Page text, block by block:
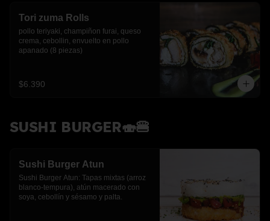
Tori zuma Rolls
pollo teriyaki, champiñon furai, queso
crema, cebollin, envuelto en pollo
apanado (8 piezas)
$6.390
SUSHI BURGER🍣🍔
Sushi Burger Atun
Sushi Burger Atun: Tapas mixtas (arroz
blanco-tempura), atún macerado con
soya, cebollín y sésamo y palta.